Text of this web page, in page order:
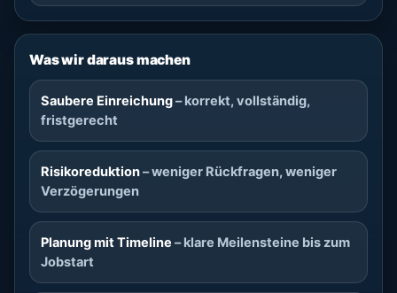
Was wir daraus machen
Saubere Einreichung– korrekt, vollständig,
fristgerecht
Risikoreduktion– weniger Rückfragen, weniger
Verzögerungen
Planung mit Timeline – klare Meilensteine bis zum
Jobstart